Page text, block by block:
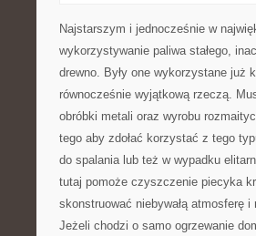
Najstarszym i jednocześnie w
wykorzystywanie paliwa stałego,
drewno. Były one wykorzystane już
równocześnie wyjątkową rzeczą.
obróbki metali oraz wyrobu
tego aby zdołać korzystać z tego
do spalania lub też w wypadku
tutaj pomoże czyszczenie piecyka
skonstruować niebywałą atmosferę
Jeżeli chodzi o samo ogrzewanie